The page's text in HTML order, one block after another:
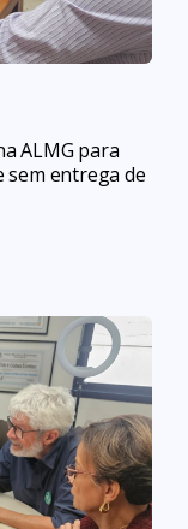
ALMG para
sem entrega de